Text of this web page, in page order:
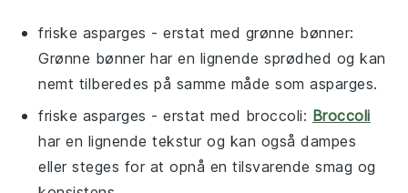
friske asparges - erstat med grønne bønner:
Grønne bønner har en lignende sprødhed og kan
nemt tilberedes på samme måde som asparges.
friske asparges - erstat med broccoli: Broccoli
har en lignende tekstur og kan også dampes
eller steges for at opnå en tilsvarende smag og